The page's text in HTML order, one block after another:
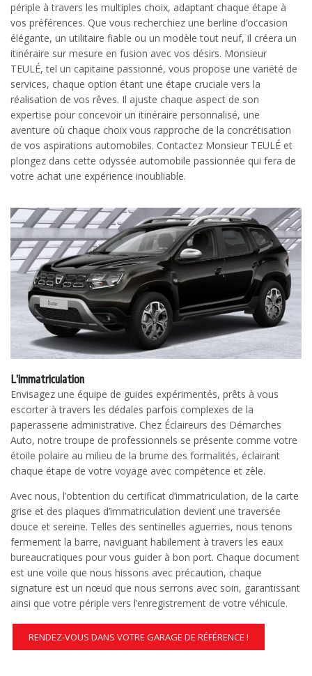
périple à travers les multiples choix, adaptant chaque étape à
vos préférences. Que vous recherchiez une berline d’occasion
élégante, un utilitaire fiable ou un modèle tout neuf, il créera un
itinéraire sur mesure en fusion avec vos désirs. Monsieur
TEULÉ, tel un capitaine passionné, vous propose une variété de
services, chaque option étant une étape cruciale vers la
réalisation de vos rêves. Il ajuste chaque aspect de son
expertise pour concevoir un itinéraire personnalisé, une
aventure où chaque choix vous rapproche de la concrétisation
de vos aspirations automobiles. Contactez Monsieur TEULÉ et
plongez dans cette odyssée automobile passionnée qui fera de
votre achat une expérience inoubliable.
L’immatriculation
Envisagez une équipe de guides expérimentés, prêts à vous
escorter à travers les dédales parfois complexes de la
paperasserie administrative. Chez Éclaireurs des Démarches
Auto, notre troupe de professionnels se présente comme votre
étoile polaire au milieu de la brume des formalités, éclairant
chaque étape de votre voyage avec compétence et zèle.
Avec nous, l’obtention du certificat d’immatriculation, de la carte
grise et des plaques d’immatriculation devient une traversée
douce et sereine. Telles des sentinelles aguerries, nous tenons
fermement la barre, naviguant habilement à travers les eaux
bureaucratiques pour vous guider à bon port. Chaque document
est une voile que nous hissons avec précaution, chaque
signature est un nœud que nous serrons avec soin, garantissant
ainsi que votre périple vers l’enregistrement de votre véhicule.
RENDEZ-VOUS DANS VOTRE GARAGE DE RÉFÉRENCE !